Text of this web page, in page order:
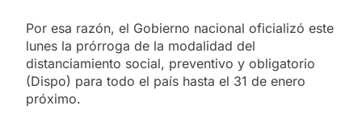
Por esa razón, el Gobierno nacional oficializó este
lunes la prórroga de la modalidad del
distanciamiento social, preventivo y obligatorio
(Dispo) para todo el país hasta el 31 de enero
próximo.